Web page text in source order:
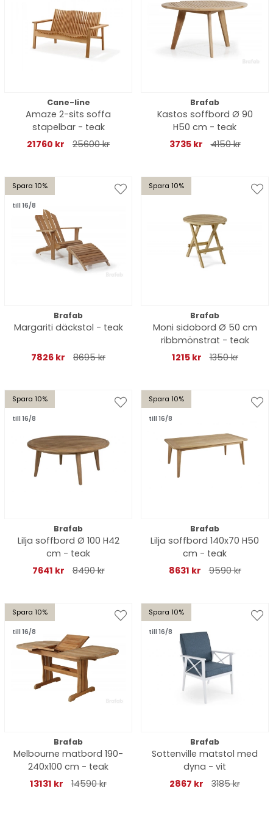
Cane-line
Amaze 2-sits soffa
stapelbar - teak
21760 kr
25600 kr
Brafab
Kastos soffbord Ø 90
H50 cm - teak
3735 kr
4150 kr
Spara 10%
till 16/8
Brafab
Margariti däckstol - teak
7826 kr 8695 kr
Spara 10%
Brafab
Moni sidobord Ø 50 cm
ribbmönstrat - teak
1215 kr
1350 kr
Spara 10%
till 16/8
Brafab
Lilja soffbord Ø 100 H42
cm - teak
7641 kr
8490 kr
Spara 10%
till 16/8
Brafab
Lilja soffbord 140x70 H50
cm - teak
8631 kr
9590 kr
Spara 10%
till 16/8
Brafab
Melbourne matbord 190-
240x100 cm - teak
13131 kr
14590 kr
Spara 10%
till 16/8
Brafab
Sottenville matstol med
dyna - vit
2867 kr
3185 kr